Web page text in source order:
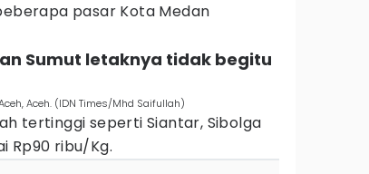
pasar Kota Medan
Sumut letaknya tidak begitu
Aceh. (IDN Times/Mhd Saifullah)
tertinggi seperti Siantar, Sibolga
Rp90 ribu/Kg.